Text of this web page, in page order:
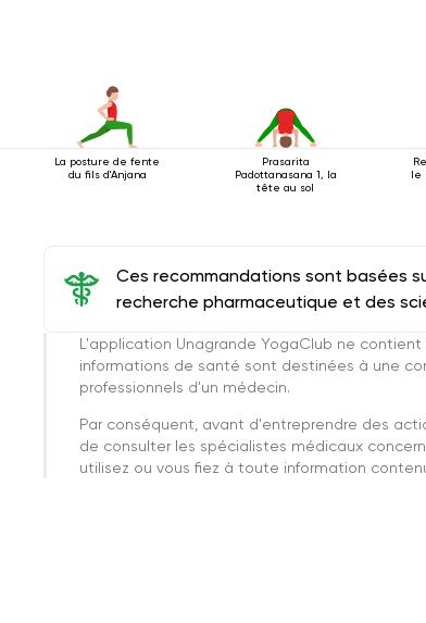
La posture de fente
du fils d'Anjana
Prasarita
Padottanasana 1, la
tête au sol
le
Ces recommandations sont basées
recherche pharmaceutique et des
L'application Unagrande YogaClub ne
informations de santé sont destinées à une
professionnels d'un médecin.
Par conséquent, avant d'entreprendre des
de consulter les spécialistes médicaux
utilisez ou vous fiez à toute information